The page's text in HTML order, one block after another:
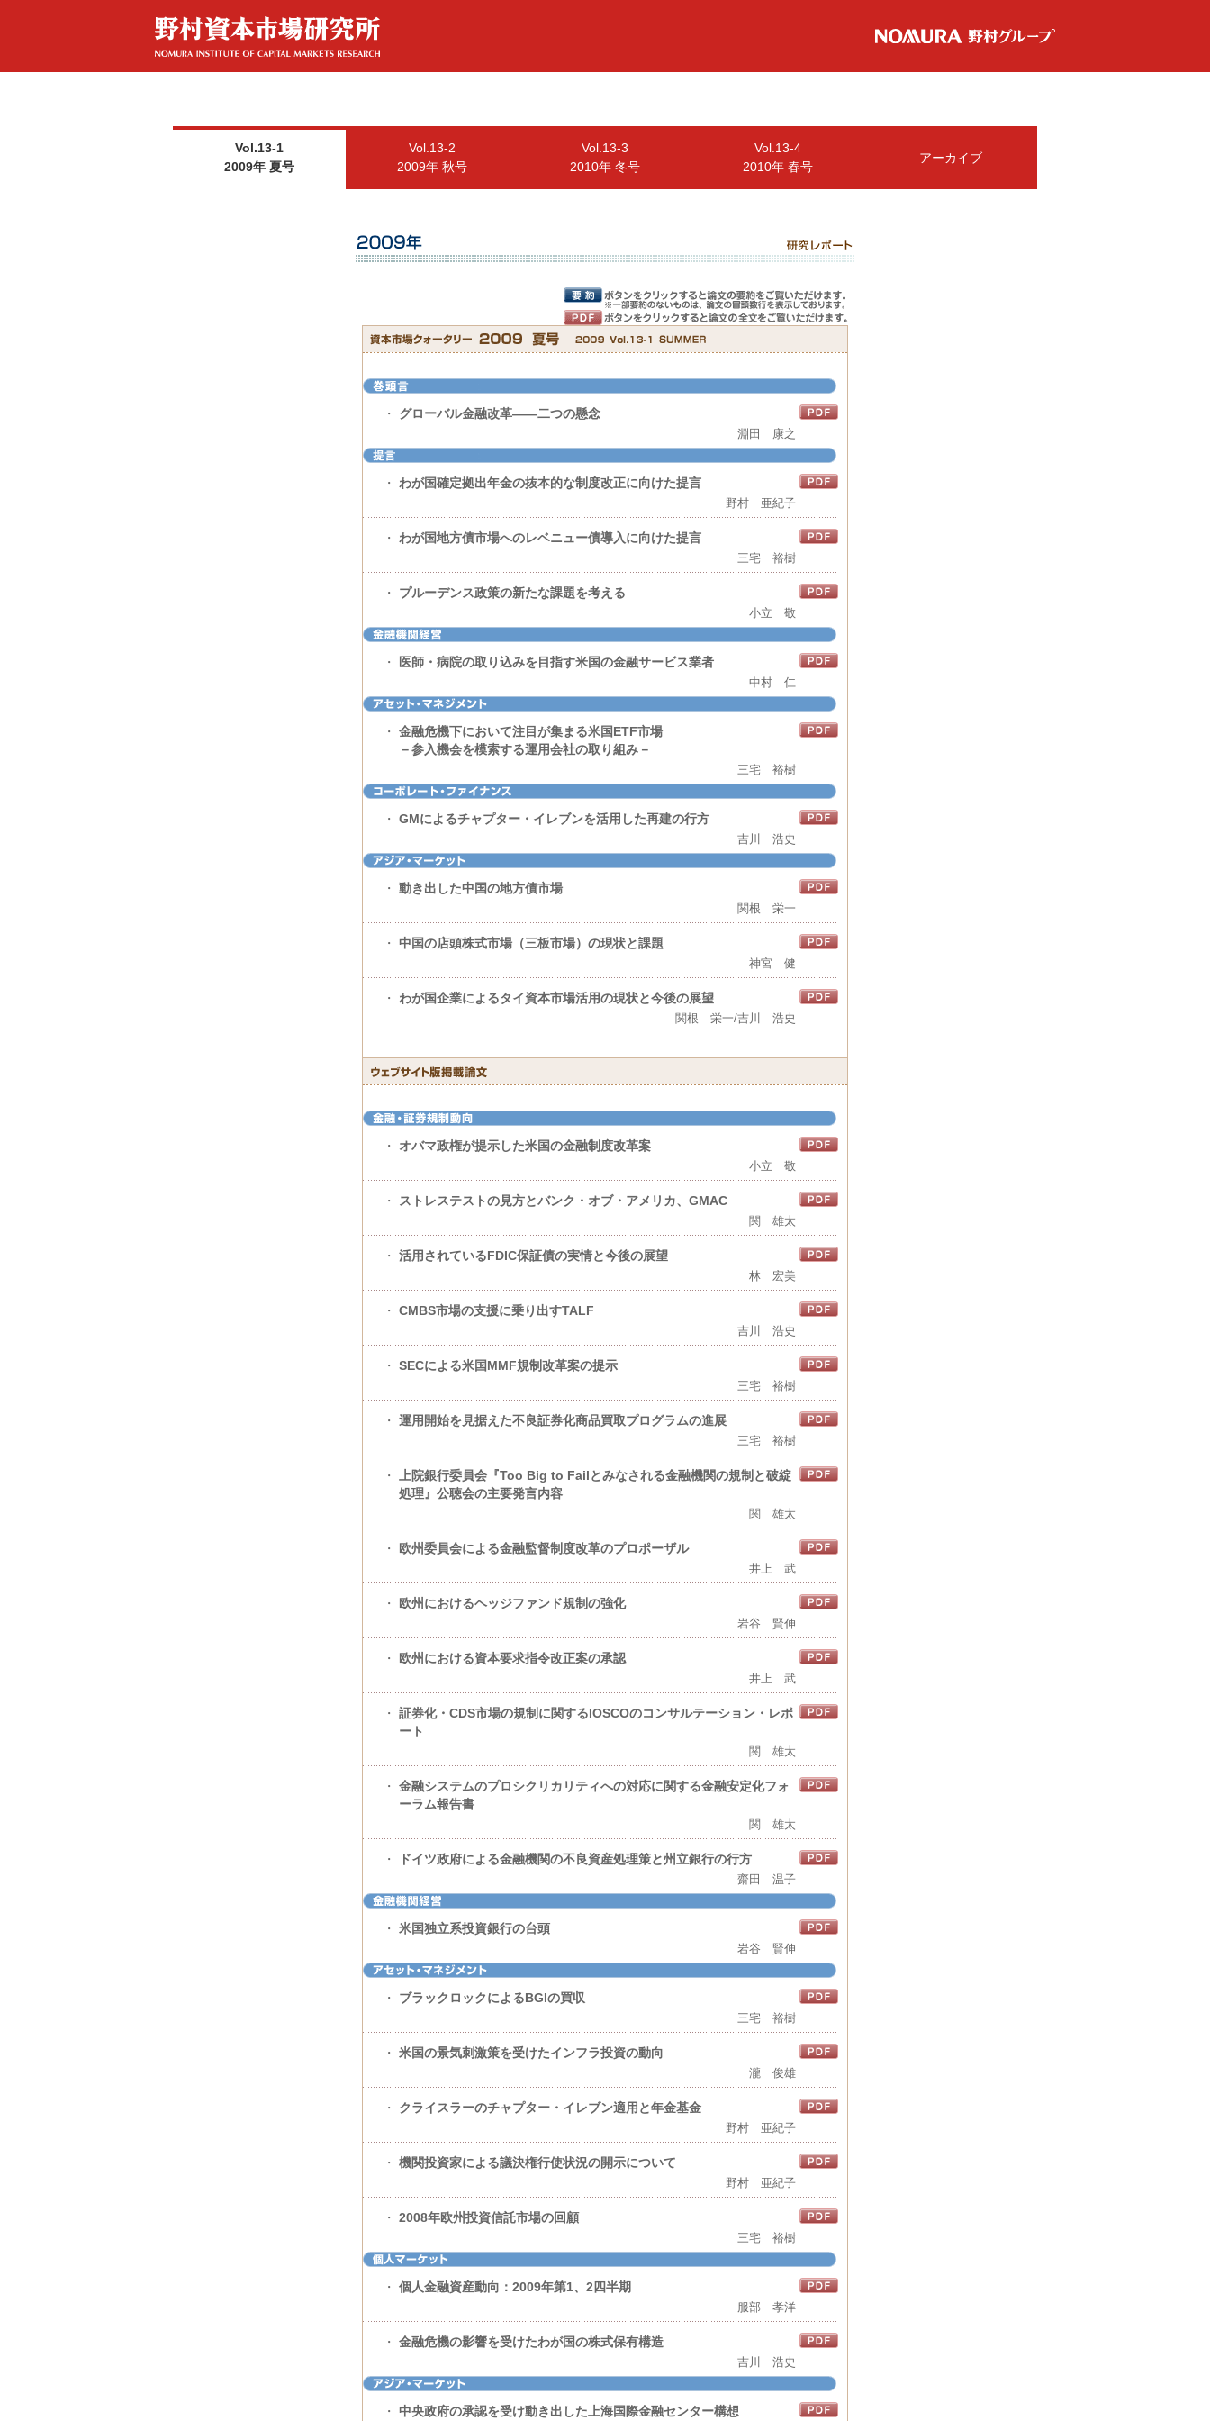
Vol.13-1
2009年 夏号
Vol.13-2
2009年 秋号
Vol.13-3
2010年 冬号
Vol.13-4
2010年 春号
アーカイブ
・ グローバル金融改革――二つの懸念
淵田 康之
・ わが国確定拠出年金の抜本的な制度改正に向けた提言
野村 亜紀子
・ わが国地方債市場へのレベニュー債導入に向けた提言
三宅 裕樹
・ プルーデンス政策の新たな課題を考える
小立 敬
・ 医師・病院の取り込みを目指す米国の金融サービス業者
中村 仁
・
金融危機下において注目が集まる米国ETF市場
－参入機会を模索する運用会社の取り組み－
三宅 裕樹
・ GMによるチャプター・イレブンを活用した再建の行方
吉川 浩史
・ 動き出した中国の地方債市場
関根 栄一
・ 中国の店頭株式市場（三板市場）の現状と課題
神宮 健
・ わが国企業によるタイ資本市場活用の現状と今後の展望
関根 栄一/吉川 浩史
・ オバマ政権が提示した米国の金融制度改革案
小立 敬
・ ストレステストの見方とバンク・オブ・アメリカ、GMAC
関 雄太
・ 活用されているFDIC保証債の実情と今後の展望
林 宏美
・ CMBS市場の支援に乗り出すTALF
吉川 浩史
・ SECによる米国MMF規制改革案の提示
三宅 裕樹
・ 運用開始を見据えた不良証券化商品買取プログラムの進展
三宅 裕樹
・
上院銀行委員会『Too Big to Failとみなされる金融機関の規制と破綻
処理』公聴会の主要発言内容
関 雄太
・ 欧州委員会による金融監督制度改革のプロポーザル
井上 武
・ 欧州におけるヘッジファンド規制の強化
岩谷 賢伸
・ 欧州における資本要求指令改正案の承認
井上 武
・
証券化・CDS市場の規制に関するIOSCOのコンサルテーション・レポ
ート
関 雄太
・
金融システムのプロシクリカリティへの対応に関する金融安定化フォ
ーラム報告書
関 雄太
・ ドイツ政府による金融機関の不良資産処理策と州立銀行の行方
齋田 温子
・ 米国独立系投資銀行の台頭
岩谷 賢伸
・ ブラックロックによるBGIの買収
三宅 裕樹
・ 米国の景気刺激策を受けたインフラ投資の動向
瀧 俊雄
・ クライスラーのチャプター・イレブン適用と年金基金
野村 亜紀子
・ 機関投資家による議決権行使状況の開示について
野村 亜紀子
・ 2008年欧州投資信託市場の回顧
三宅 裕樹
・ 個人金融資産動向：2009年第1、2四半期
服部 孝洋
・ 金融危機の影響を受けたわが国の株式保有構造
吉川 浩史
・ 中央政府の承認を受け動き出した上海国際金融センター構想